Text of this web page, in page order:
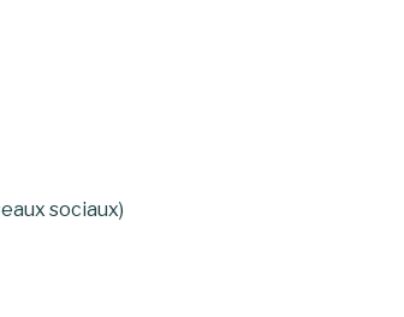
sociaux)